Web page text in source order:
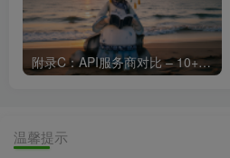
附录C：API服务商对比 – 10+服务商价格对比，帮你省钱
温馨提示